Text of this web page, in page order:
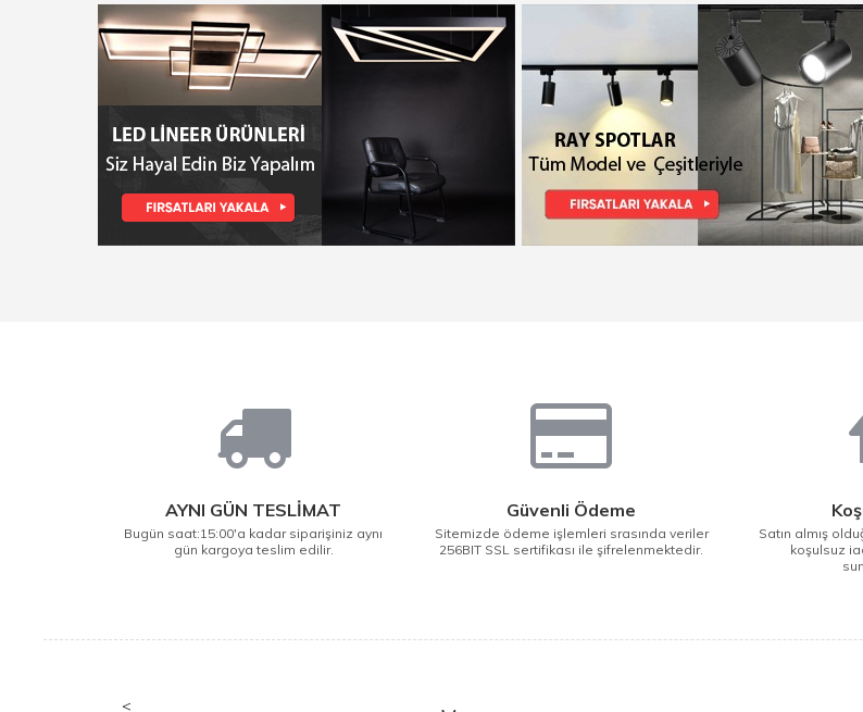
AYNI GÜN TESLİMAT
Bugün saat:15:00'a kadar siparişiniz aynı
gün kargoya teslim edilir.
Güvenli Ödeme
Sitemizde ödeme işlemleri srasında veriler
256BIT SSL sertifikası ile şifrelenmektedir.
Satın almış
koşulsuz
<